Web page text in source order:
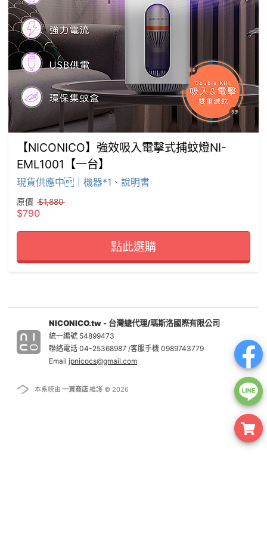
【NICONICO】強效吸入電擊式捕蚊燈NI-
EML1001【一台】
現貨供應中｜機器*1、說明書
原價 $1,880
$790
點此選購
NICONICO.tw - 台灣總代理/瑪斯洛國際有限公司
統一編號 54899473
聯絡電話 04-25368987 /客服手機 0989743779
Email jpnicocs@gmail.com
本系統由 一頁商店維護 © 2026